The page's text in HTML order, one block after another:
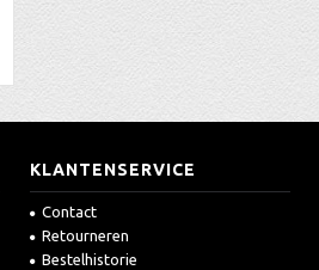
KLANTENSERVICE
Contact
Retourneren
Bestelhistorie